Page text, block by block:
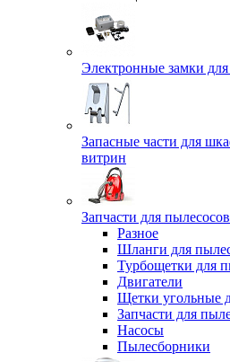
Электронные замки
Запасные части для
витрин
Запчасти для пылесосов
Разное
Шланги для
Турбощетки для
Двигатели
Щетки угольные
Запчасти для
Насосы
Пылесборники